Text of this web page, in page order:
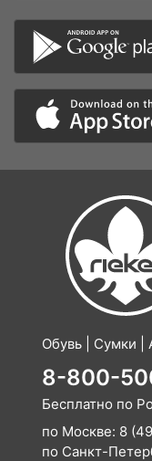
Обувь | Сумки |
8-800-
Бесплатно по
по Москве: 8
по Санкт-